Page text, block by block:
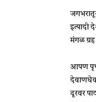
इत्यादी
मंगळ ग्रह
आपण
दूरवर